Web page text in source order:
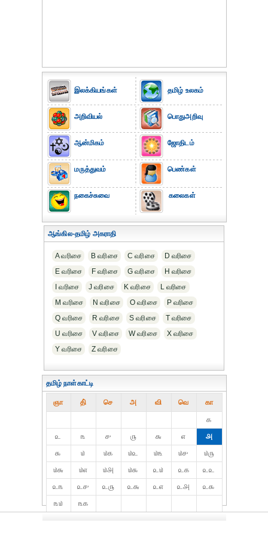
இலக்கியங்கள்
அறிவியல்
ஆன்மிகம்
மருத்துவம்
நகைச்சுவை
தமிழ் உலகம்
பொதுஅறிவு
ஜோதிடம்
பெண்கள்
கலைகள்
ஆங்கில-தமிழ் அகராதி
A வரிசை B வரிசை C வரிசை
D வரிசை
E வரிசை
F வரிசை G வரிசை
H வரிசை
I வரிசை
J வரிசை K வரிசை
L வரிசை
M வரிசை
N வரிசை O வரிசை
P வரிசை
Q வரிசை
R வரிசை S வரிசை
T வரிசை
U வரிசை
V வரிசை W வரிசை
X வரிசை
Y வரிசை
Z வரிசை
தமிழ் நாள்காட்டி
ஞா தி் செ அ வி வெ கா
௧
௨
௩ ௪ ௫ ௬ ௭
௮
௯
௰ ௰௧ ௰௨ ௰௩ ௰௪
௰௫
௰௬
௰௭ ௰௮ ௰௯ ௨௰ ௨௧
௨௨
௨௩
௨௪ ௨௫ ௨௬ ௨௭ ௨௮
௨௯
௩௰
௩௧